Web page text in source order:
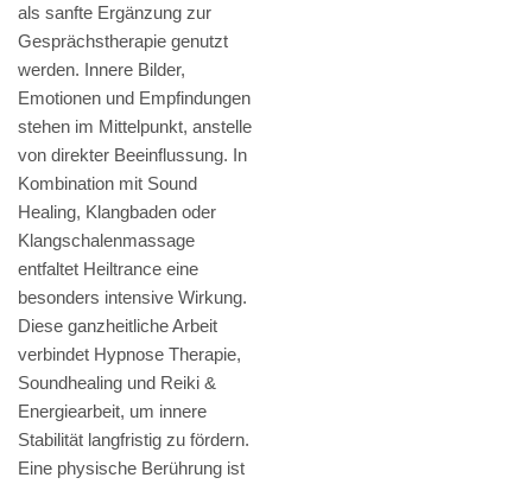
als sanfte Ergänzung zur
Gesprächstherapie genutzt
werden. Innere Bilder,
Emotionen und Empfindungen
stehen im Mittelpunkt, anstelle
von direkter Beeinflussung. In
Kombination mit Sound
Healing, Klangbaden oder
Klangschalenmassage
entfaltet Heiltrance eine
besonders intensive Wirkung.
Diese ganzheitliche Arbeit
verbindet Hypnose Therapie,
Soundhealing und Reiki &
Energiearbeit, um innere
Stabilität langfristig zu fördern.
Eine physische Berührung ist